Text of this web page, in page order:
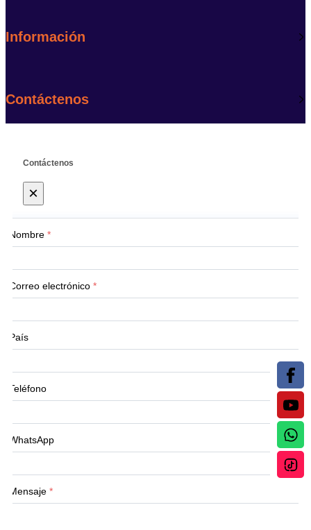
Información
Contáctenos
Contáctenos
×
Nombre *
Correo electrónico *
País
Teléfono
WhatsApp
Mensaje *